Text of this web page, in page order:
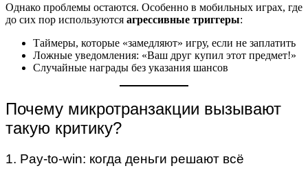
Однако проблемы остаются. Особенно в мобильных играх, где
до сих пор используются агрессивные триггеры:
Таймеры, которые «замедляют» игру, если не заплатить
Ложные уведомления: «Ваш друг купил этот предмет!»
Случайные награды без указания шансов
Почему микротранзакции вызывают
такую критику?
1. Pay-to-win: когда деньги решают всё